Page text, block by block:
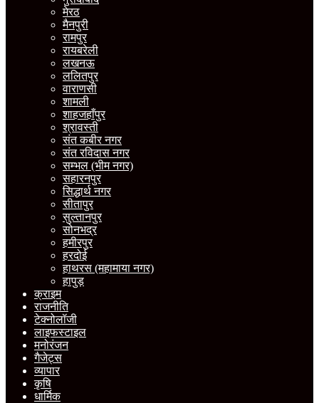
मेरठ
मैनपुरी
रामपुर
रायबरेली
लखनऊ
ललितपुर
वाराणसी
शामली
शाहजहाँपुर
श्रावस्ती
संत कबीर नगर
संत रविदास नगर
सम्भल (भीम नगर)
सहारनपुर
सिद्धार्थ नगर
सीतापुर
सुल्तानपुर
सोनभद्र
हमीरपुर
हरदोई
हाथरस (महामाया नगर)
हापुड़
क्राइम
राजनीति
टेक्नोलॉजी
लाइफस्टाइल
मनोरंजन
गैजेट्स
व्यापार
कृषि
धार्मिक